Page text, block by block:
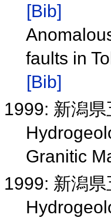
[Bib]
faults in
[Bib]
1999: 新潟
Granitic
1999: 新潟